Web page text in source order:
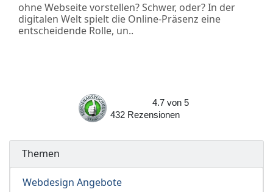
ohne Webseite vorstellen? Schwer, oder? In der
digitalen Welt spielt die Online-Präsenz eine
entscheidende Rolle, un..
4.7 von 5
432
Rezensionen
Themen
Webdesign Angebote